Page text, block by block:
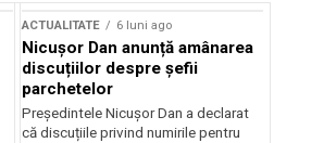
ACTUALITATE 6 luni ago
Nicușor Dan anunță amânarea
discuțiilor despre șefii
parchetelor
Președintele Nicușor Dan a declarat
că discuțiile privind numirile pentru